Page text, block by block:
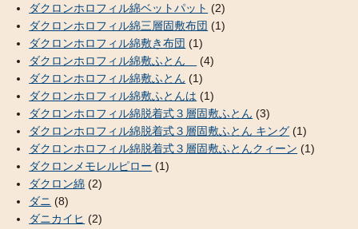
ダクロンホロフィル綿ベットパット (2)
ダクロンホロフィル綿三層固敷布団 (1)
ダクロンホロフィル綿敷き布団 (1)
ダクロンホロフィル綿敷ふとん
(4)
ダクロンホロフィル綿敷ふとん (1)
ダクロンホロフィル綿敷ふとんは (1)
ダクロンホロフィル綿脱着式３層固敷ふとん (3)
ダクロンホロフィル綿脱着式３層固敷ふとん キング (1)
ダクロンホロフィル綿脱着式３層固敷ふとんクィーン (1)
ダクロンメモレルピロー (1)
ダクロン綿 (2)
ダニ (8)
ダニカイヒ (2)